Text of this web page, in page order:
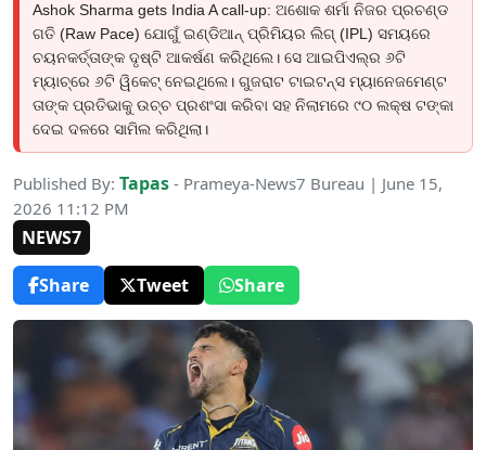
Ashok Sharma gets India A call-up: ଅଶୋକ ଶର୍ମା ନିଜର ପ୍ରଚଣ୍ଡ
ଗତି (Raw Pace) ଯୋଗୁଁ ଇଣ୍ଡିଆନ୍ ପ୍ରିମିୟର ଲିଗ୍ (IPL) ସମୟରେ
ଚୟନକର୍ତ୍ତାଙ୍କ ଦୃଷ୍ଟି ଆକର୍ଷଣ କରିଥିଲେ। ସେ ଆଇପିଏଲ୍‌ର ୬ଟି
ମ୍ୟାଚ୍‌ରେ ୬ଟି ୱିକେଟ୍ ନେଇଥିଲେ। ଗୁଜରାଟ ଟାଇଟନ୍ସ ମ୍ୟାନେଜମେଣ୍ଟ
ତାଙ୍କ ପ୍ରତିଭାକୁ ଉଚ୍ଚ ପ୍ରଶଂସା କରିବା ସହ ନିଲାମରେ ୯୦ ଲକ୍ଷ ଟଙ୍କା
ଦେଇ ଦଳରେ ସାମିଲ କରିଥିଲା।
Published By: Tapas - Prameya-News7 Bureau | June 15,
2026 11:12 PM
NEWS7
Share
Tweet Share